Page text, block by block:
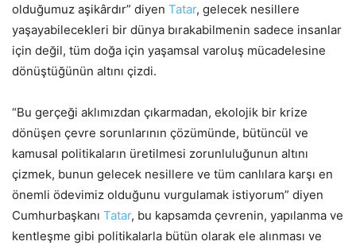
olduğumuz aşikârdır” diyen Tatar, gelecek nesillere
yaşayabilecekleri bir dünya bırakabilmenin sadece insanlar
için değil, tüm doğa için yaşamsal varoluş mücadelesine
dönüştüğünün altını çizdi.
“Bu gerçeği aklımızdan çıkarmadan, ekolojik bir krize
dönüşen çevre sorunlarının çözümünde, bütüncül ve
kamusal politikaların üretilmesi zorunluluğunun altını
çizmek, bunun gelecek nesillere ve tüm canlılara karşı en
önemli ödevimiz olduğunu vurgulamak istiyorum” diyen
Cumhurbaşkanı Tatar, bu kapsamda çevrenin, yapılanma ve
kentleşme gibi politikalarla bütün olarak ele alınması ve